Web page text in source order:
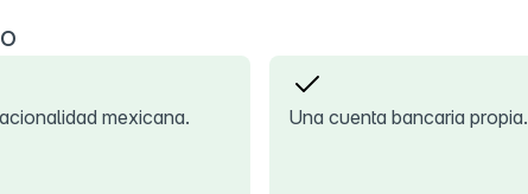
mexicana. Una cuenta bancaria propia.